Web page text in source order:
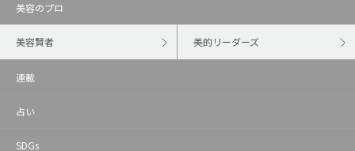
美容のプロ
美容賢者 美的リーダーズ
連載
占い
SDGs